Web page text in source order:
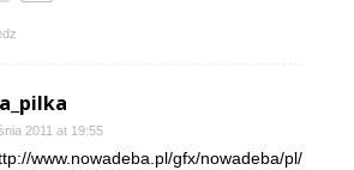
2011 at 19:55
www.nowadeba.pl/gfx/nowadeba/pl/